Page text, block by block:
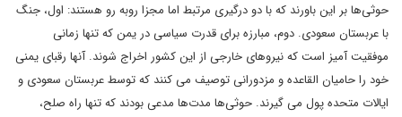
حوثی‌ها بر این باورند که با دو درگیری مرتبط اما مجزا روبه رو هستند: اول، جنگ
با عربستان سعودی. دوم، مبارزه برای قدرت سیاسی در یمن که تنها زمانی
موفقیت آمیز است که نیروهای خارجی از این کشور اخراج شوند. آنها رقبای یمنی
خود را حامیان القاعده و مزدورانی توصیف می کنند که توسط عربستان سعودی و
ایالات متحده پول می گیرند. حوثی‌ها مدت‌ها مدعی بودند که تنها راه صلح،